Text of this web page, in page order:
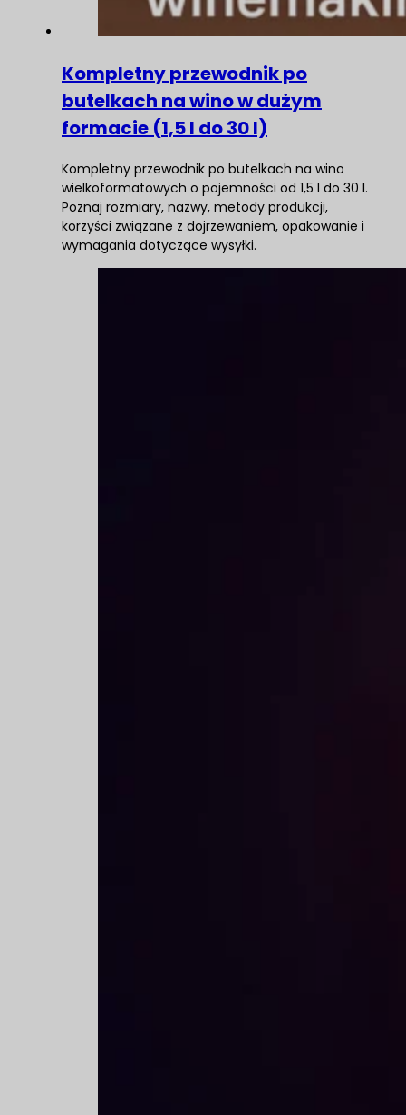
Kompletny przewodnik po
butelkach na wino w dużym
formacie (1,5 l do 30 l)
Kompletny przewodnik po butelkach na wino
wielkoformatowych o pojemności od 1,5 l do 30 l.
Poznaj rozmiary, nazwy, metody produkcji,
korzyści związane z dojrzewaniem, opakowanie i
wymagania dotyczące wysyłki.